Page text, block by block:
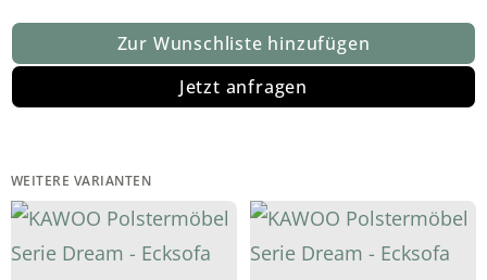
Zur Wunschliste hinzufügen
Jetzt anfragen
WEITERE VARIANTEN